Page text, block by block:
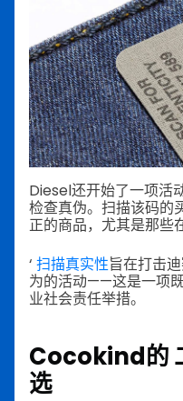
Diesel还开始了一项活
检查真伪。扫描该码的
正的商品，尤其是那些
‘ 扫描真实性旨在打击
为的活动——这是一项
业社会责任举措。
Cocokind的
选